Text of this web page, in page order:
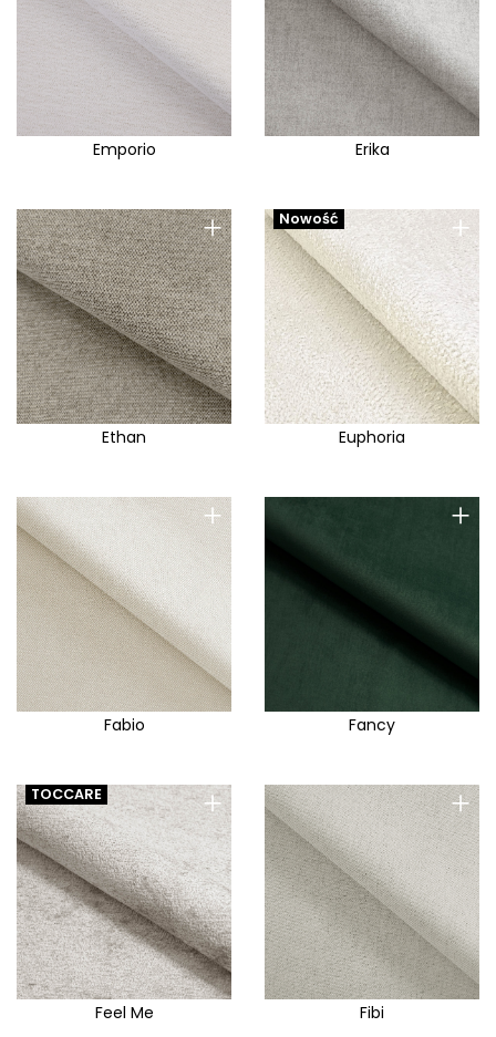
Emporio Erika
+
Ethan
+
Nowość
Euphoria
+
Fabio
+
Fancy
+
TOCCARE
Feel Me
+
Fibi